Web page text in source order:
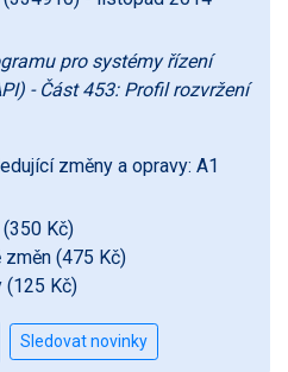
pro systémy řízení
- Část 453: Profil rozvržení
změny a opravy: A1
Kč)
změn (475 Kč)
(125 Kč)